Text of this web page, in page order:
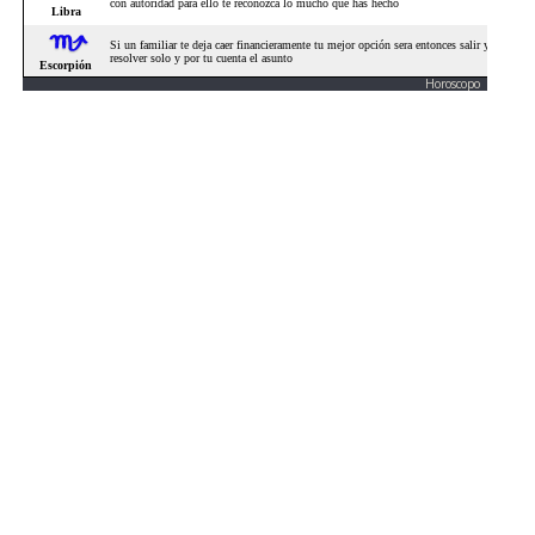
Horoscopo